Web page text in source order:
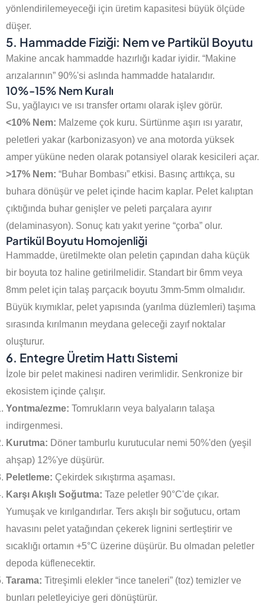
yönlendirilemeyeceği için üretim kapasitesi büyük ölçüde
düşer.
5. Hammadde Fiziği: Nem ve Partikül Boyutu
Makine ancak hammadde hazırlığı kadar iyidir. “Makine
arızalarının” 90%'si aslında hammadde hatalarıdır.
10%-15% Nem Kuralı
Su, yağlayıcı ve ısı transfer ortamı olarak işlev görür.
<10% Nem: Malzeme çok kuru. Sürtünme aşırı ısı yaratır,
peletleri yakar (karbonizasyon) ve ana motorda yüksek
amper yüküne neden olarak potansiyel olarak kesicileri açar.
>17% Nem: “Buhar Bombası” etkisi. Basınç arttıkça, su
buhara dönüşür ve pelet içinde hacim kaplar. Pelet kalıptan
çıktığında buhar genişler ve peleti parçalara ayırır
(delaminasyon). Sonuç katı yakıt yerine “çorba” olur.
Partikül Boyutu Homojenliği
Hammadde, üretilmekte olan peletin çapından daha küçük
bir boyuta toz haline getirilmelidir. Standart bir 6mm veya
8mm pelet için talaş parçacık boyutu 3mm-5mm olmalıdır.
Büyük kıymıklar, pelet yapısında (yarılma düzlemleri) taşıma
sırasında kırılmanın meydana geleceği zayıf noktalar
oluşturur.
6. Entegre Üretim Hattı Sistemi
İzole bir pelet makinesi nadiren verimlidir. Senkronize bir
ekosistem içinde çalışır.
Yontma/ezme: Tomrukların veya balyaların talaşa
indirgenmesi.
Kurutma: Döner tamburlu kurutucular nemi 50%'den (yeşil
ahşap) 12%'ye düşürür.
Peletleme: Çekirdek sıkıştırma aşaması.
Karşı Akışlı Soğutma: Taze peletler 90°C'de çıkar.
Yumuşak ve kırılgandırlar. Ters akışlı bir soğutucu, ortam
havasını pelet yatağından çekerek lignini sertleştirir ve
sıcaklığı ortamın +5°C üzerine düşürür. Bu olmadan peletler
depoda küflenecektir.
Tarama: Titreşimli elekler “ince taneleri” (toz) temizler ve
bunları peletleyiciye geri dönüştürür.